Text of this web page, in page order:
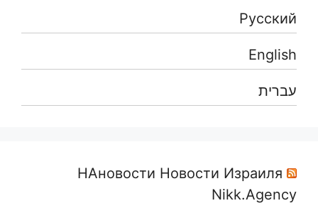
Русский
English
עברית
НАновости Новости Израиля
Nikk.Agency